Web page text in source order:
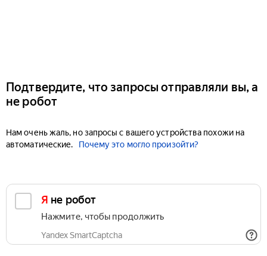
Подтвердите, что запросы отправляли вы, а
не робот
Нам очень жаль, но запросы с вашего устройства похожи на
автоматические.
Почему это могло произойти?
Я не робот
Нажмите, чтобы продолжить
Yandex SmartCaptcha